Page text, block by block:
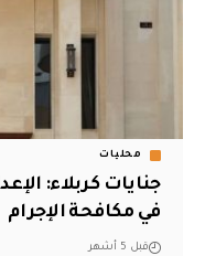
محليات
جنايات كربلاء:
في مكافحة الإجرام
قبل 5 أشهر